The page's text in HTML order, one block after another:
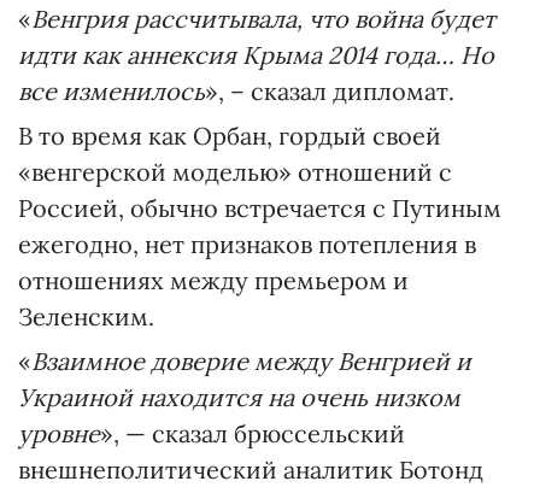
«Венгрия рассчитывала, что война будет
идти как аннексия Крыма 2014 года… Но
все изменилось», – сказал дипломат.
В то время как Орбан, гордый своей
«венгерской моделью» отношений с
Россией, обычно встречается с Путиным
ежегодно, нет признаков потепления в
отношениях между премьером и
Зеленским.
«Взаимноедоверие между Венгрией и
Украиной находится на очень низком
уровне», — сказал брюссельский
внешнеполитический аналитик Ботонд